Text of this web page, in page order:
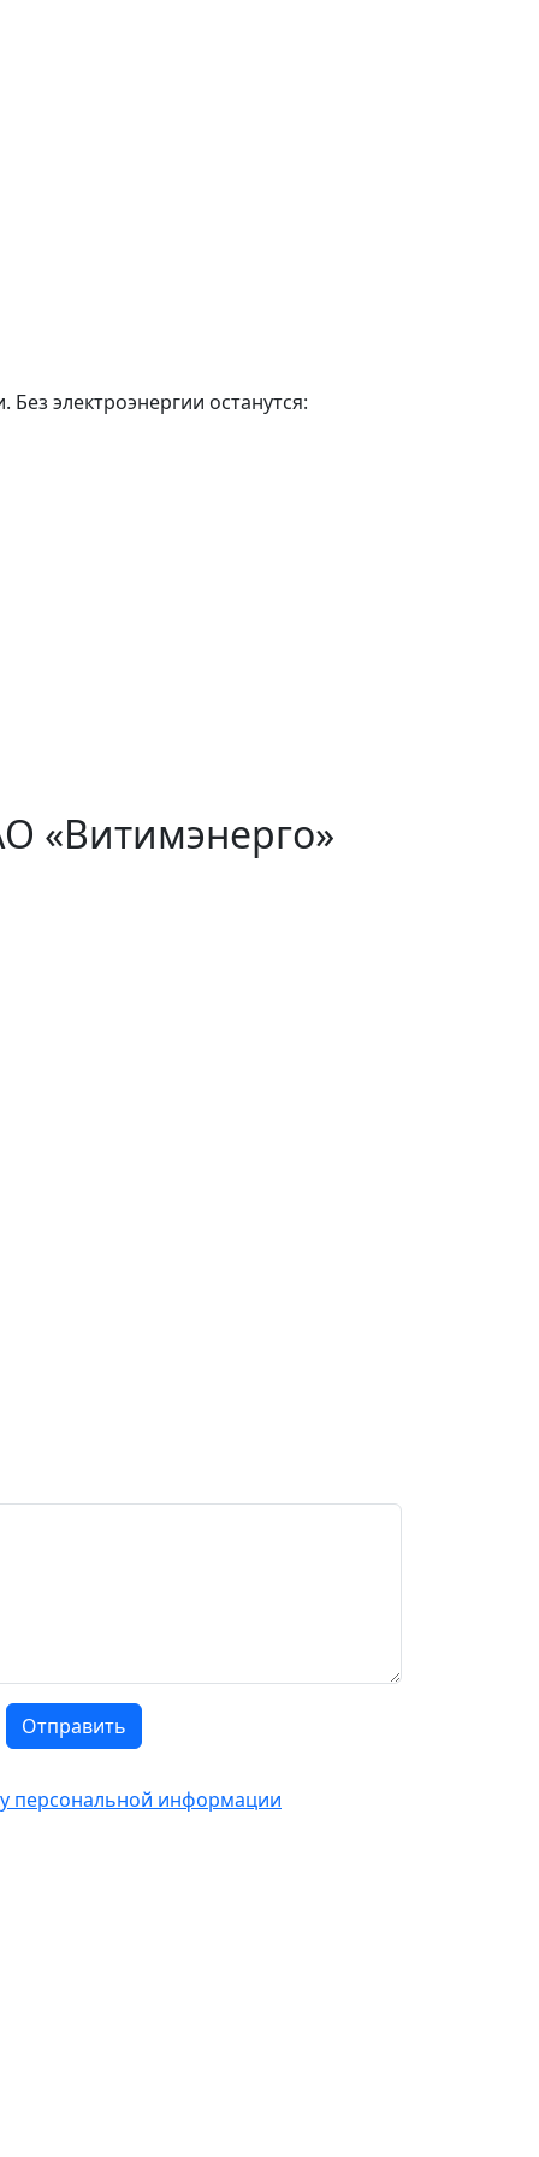
электроэнергии останутся:
«Витимэнерго»
Отправить
персональной информации